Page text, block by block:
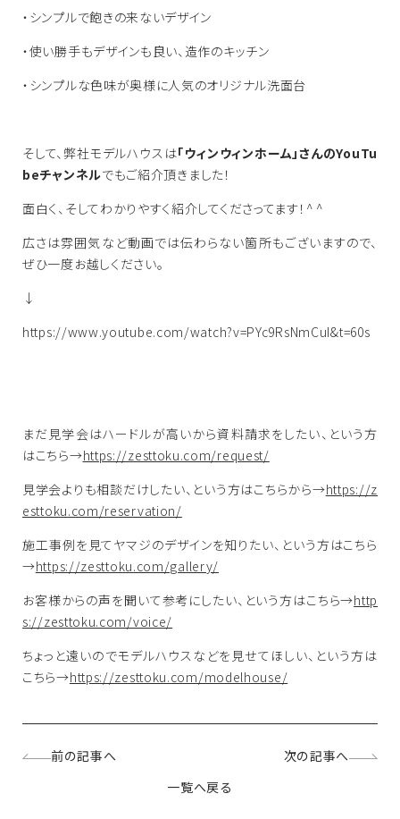
・シンプルで飽きの来ないデザイン
・使い勝手もデザインも良い、造作のキッチン
・シンプルな色味が奥様に人気のオリジナル洗面台
そして、弊社モデルハウスは「ウィンウィンホーム」さんのYouTu
beチャンネルでもご紹介頂きました！
面白く、そしてわかりやすく紹介してくださってます！^ ^
広さは雰囲気など動画では伝わらない箇所もございますので、
ぜひ一度お越しください。
↓
https://www.youtube.com/watch?v=PYc9RsNmCuI&t=60s
まだ見学会はハードルが高いから資料請求をしたい、という方
はこちら→https://zesttoku.com/request/
見学会よりも相談だけしたい、という方はこちらから→https://z
esttoku.com/reservation/
施工事例を見てヤマジのデザインを知りたい、という方はこちら
→https://zesttoku.com/gallery/
お客様からの声を聞いて参考にしたい、という方はこちら→http
s://zesttoku.com/voice/
ちょっと遠いのでモデルハウスなどを見せてほしい、という方は
こちら→https://zesttoku.com/modelhouse/
前の記事へ
一覧へ戻る
次の記事へ